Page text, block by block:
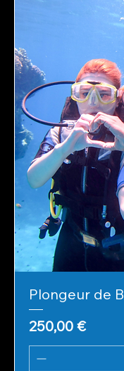
Plongeur de
Prix
250,00 €